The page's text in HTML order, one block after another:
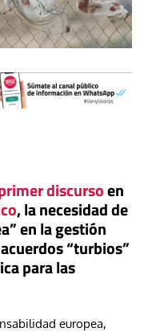
discursoen
, la necesidad de
en la gestión
“turbios”
para las
europea,